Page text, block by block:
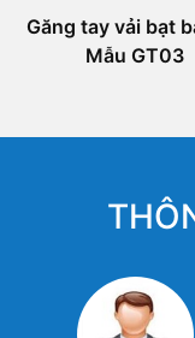
Găng tay vải bạt
Mẫu GT03